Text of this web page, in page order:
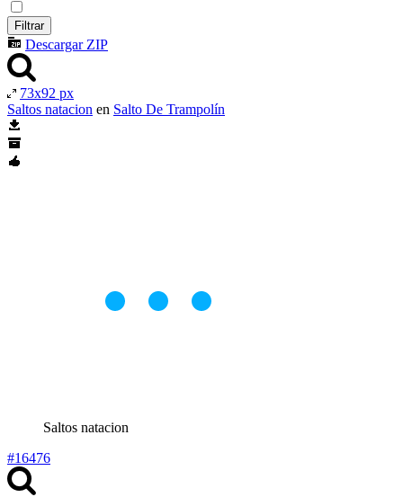
Descargar ZIP
73x92 px
Saltos natacion en Salto De Trampolín
Saltos natacion
#16476